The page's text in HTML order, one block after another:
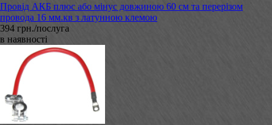
Провід АКБ плюс або мінус довжиною 60 см та перерізом
провода 16 мм.кв з латунною клемою
394 грн./послуга
в наявності